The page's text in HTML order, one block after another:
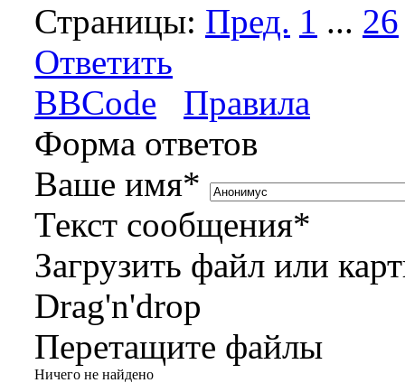
Страницы: Пред. 1 ... 26
Ответить
BBCode
Правила
Форма ответов
Ваше имя*
Текст сообщения*
Загрузить файл или
Drag'n'drop
Перетащите файлы
Ничего не найдено